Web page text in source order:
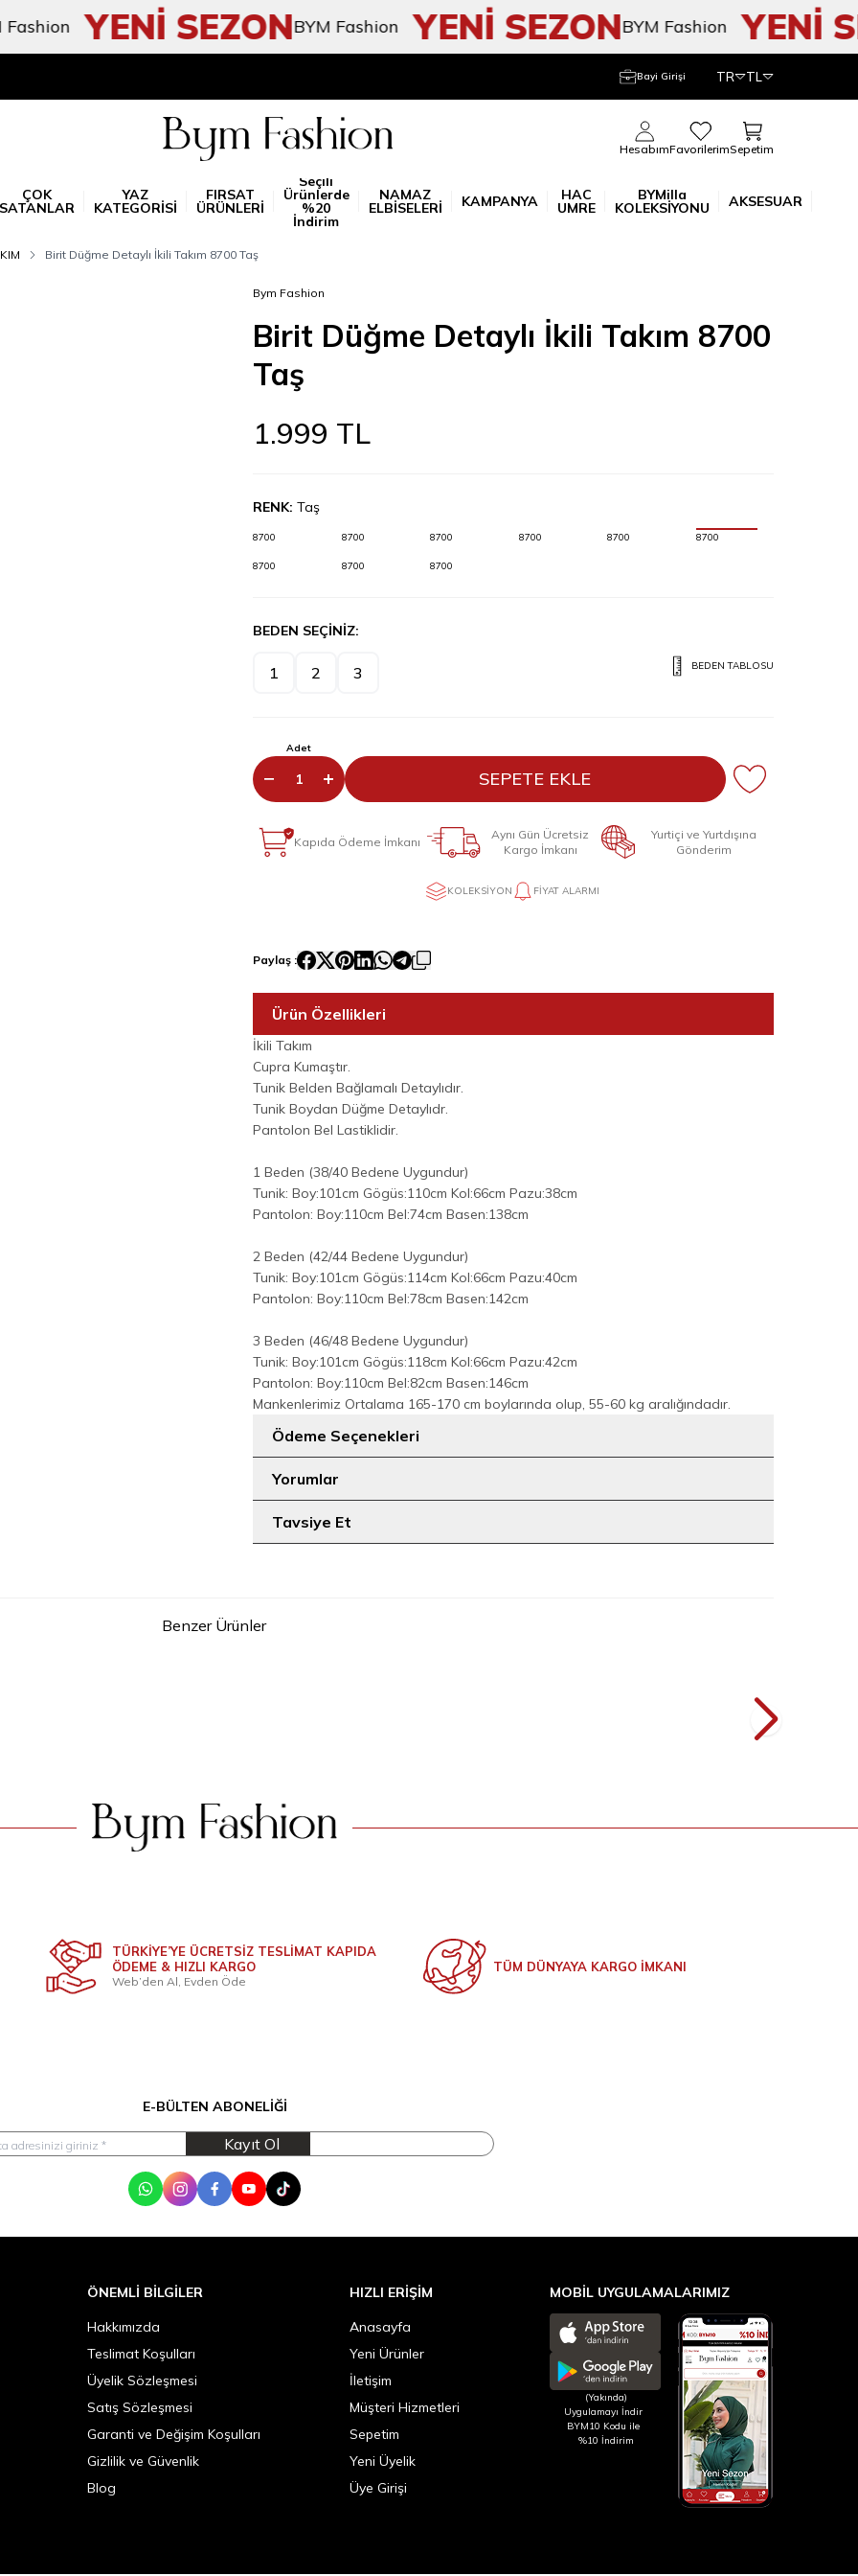
YENİ SEZONBYM Fashion YENİ SEZONBYM Fashion YENİ
Bayi Girişi TR TL
HesabımFavorilerimSepetim
ÇOK
SATANLAR
YAZ
KATEGORİSİ
FIRSAT
ÜRÜNLERİ
Seçili
Ürünlerde
%20
İndirim
NAMAZ
ELBİSELERİ KAMPANYA HAC
UMRE
BYMilla
KOLEKSİYONU AKSESUAR
Birit Düğme Detaylı İkili Takım 8700 Taş
Bym Fashion
Birit Düğme Detaylı İkili Takım 8700
Taş
1.999 TL
RENK: Taş
8700 8700 8700 8700 8700 8700
8700 8700 8700
BEDEN SEÇİNİZ:
1 2 3 BEDEN TABLOSU
Adet
SEPETE EKLE
Kapıda Ödeme İmkanı
Aynı Gün Ücretsiz
Kargo İmkanı
Yurtiçi ve Yurtdışına
Gönderim
KOLEKSIYON FIYAT ALARMI
Paylaş :
Ürün Özellikleri
İkili Takım
Cupra Kumaştır.
Tunik Belden Bağlamalı Detaylıdır.
Tunik Boydan Düğme Detaylıdr.
Pantolon Bel Lastiklidir.
1 Beden (38/40 Bedene Uygundur)
Tunik: Boy:101cm Gögüs:110cm Kol:66cm Pazu:38cm
Pantolon: Boy:110cm Bel:74cm Basen:138cm
2 Beden (42/44 Bedene Uygundur)
Tunik: Boy:101cm Gögüs:114cm Kol:66cm Pazu:40cm
Pantolon: Boy:110cm Bel:78cm Basen:142cm
3 Beden (46/48 Bedene Uygundur)
Tunik: Boy:101cm Gögüs:118cm Kol:66cm Pazu:42cm
Pantolon: Boy:110cm Bel:82cm Basen:146cm
Mankenlerimiz Ortalama 165-170 cm boylarında olup, 55-60 kg aralığındadır.
Ödeme Seçenekleri
Yorumlar
Tavsiye Et
Benzer Ürünler
9
TÜRKİYE’YE ÜCRETSİZ TESLİMAT KAPIDA
ÖDEME & HIZLI KARGO
Web’den Al, Evden Öde
TÜM DÜNYAYA KARGO İMKANI
E-BÜLTEN ABONELIĞI
Kayıt Ol
WhatsAppInstagramFacebookYoutubeTik Tok
ÖNEMLI BILGILER
Hakkımızda
Teslimat Koşulları
Üyelik Sözleşmesi
Satış Sözleşmesi
Garanti ve Değişim Koşulları
Gizlilik ve Güvenlik
Blog
HIZLI ERIŞIM
Anasayfa
Yeni Ürünler
İletişim
Müşteri Hizmetleri
Sepetim
Yeni Üyelik
Üye Girişi
MOBİL UYGULAMALARIMIZ
(Yakında)
Uygulamayı İndir
BYM10 Kodu ile
%10 İndirim